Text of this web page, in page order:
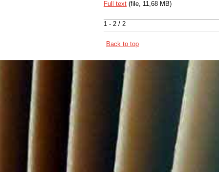
1 - 2 / 2
Full text (file, 11,68 MB)
Back to top